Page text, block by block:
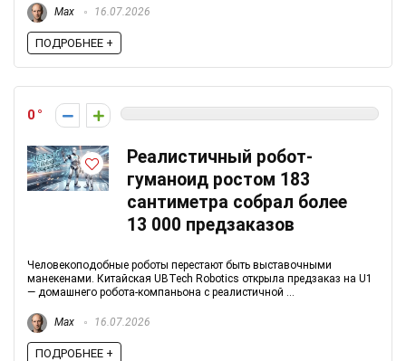
Max 16.07.2026
ПОДРОБНЕЕ +
0
Реалистичный робот-
гуманоид ростом 183
сантиметра собрал более
13 000 предзаказов
Человекоподобные роботы перестают быть выставочными
манекенами. Китайская UBTech Robotics открыла предзаказ на U1
— домашнего робота-компаньона с реалистичной ...
Max 16.07.2026
ПОДРОБНЕЕ +